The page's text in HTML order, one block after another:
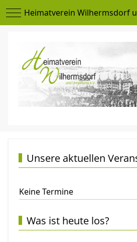
Mobile Menu Toggle
Heimatverein Wilhermsdorf
Unsere aktuellen
Keine Termine
Was ist heute los?